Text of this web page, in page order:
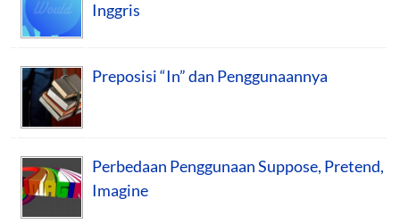
Inggris
Preposisi “In” dan Penggunaannya
Perbedaan Penggunaan Suppose, Pretend,
Imagine